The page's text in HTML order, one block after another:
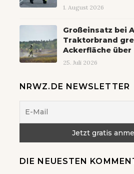
1. August 2026
Großeinsatz bei
Traktorbrand
Ackerfläche über
25. Juli 2026
NRWZ.DE NEWSLETTER
DIE NEUESTEN